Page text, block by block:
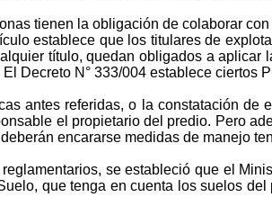
tienen la obligación de colaborar
establece que los titulares de
título, quedan obligados a
Decreto N° 333/004 establece ciertos
antes referidas, o la constatación
el propietario del predio. Pero
encararse medidas de manejo
se estableció que el
que tenga en cuenta los suelos